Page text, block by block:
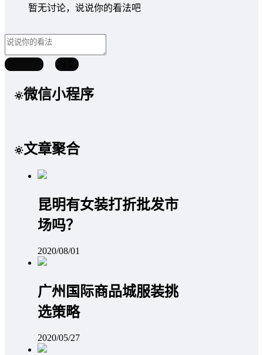
暂无讨论，说说你的看法吧
微信小程序
文章聚合
昆明有女装打折批发市
场吗？
2020/08/01
广州国际商品城服装挑
选策略
2020/05/27